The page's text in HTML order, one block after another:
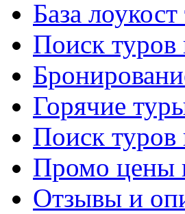
База
Поиск туров
Горячие
Поиск
Промо цены
Отзывы и